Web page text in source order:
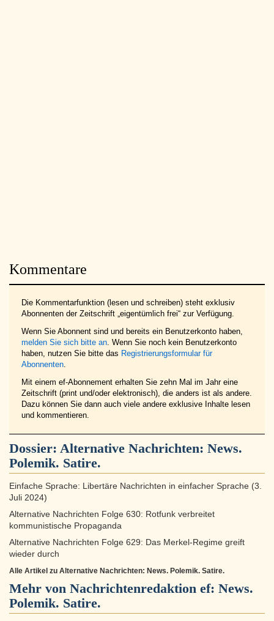
Kommentare
Die Kommentarfunktion (lesen und schreiben) steht exklusiv
Abonnenten der Zeitschrift „eigentümlich frei“ zur Verfügung.
Wenn Sie Abonnent sind und bereits ein Benutzerkonto haben,
melden Sie sich bitte an. Wenn Sie noch kein Benutzerkonto
haben, nutzen Sie bitte das Registrierungsformular für
Abonnenten.
Mit einem ef-Abonnement erhalten Sie zehn Mal im Jahr eine
Zeitschrift (print und/oder elektronisch), die anders ist als andere.
Dazu können Sie dann auch viele andere exklusive Inhalte lesen
und kommentieren.
Dossier: Alternative Nachrichten: News.
Polemik. Satire.
Einfache Sprache: Libertäre Nachrichten in einfacher Sprache (3.
Juli 2024)
Alternative Nachrichten Folge 630: Rotfunk verbreitet
kommunistische Propaganda
Alternative Nachrichten Folge 629: Das Merkel-Regime greift
wieder durch
Alle Artikel zu Alternative Nachrichten: News. Polemik. Satire.
Mehr von Nachrichtenredaktion ef: News.
Polemik. Satire.